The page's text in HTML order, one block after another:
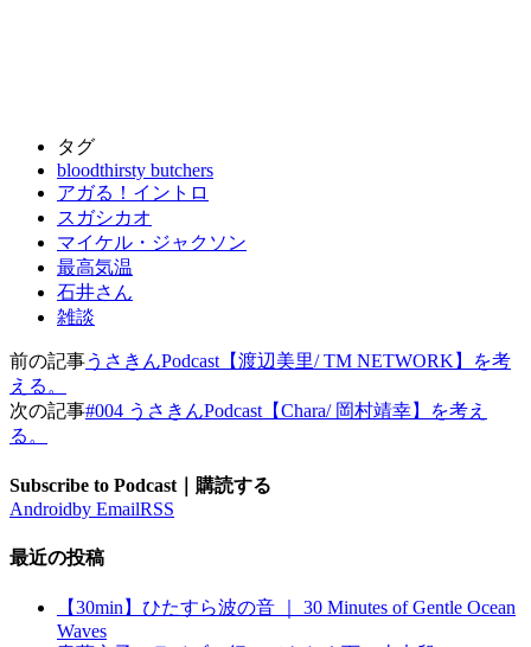
タグ
bloodthirsty butchers
アガる！イントロ
スガシカオ
マイケル・ジャクソン
最高気温
石井さん
雑談
前の記事うさきんPodcast【渡辺美里/ TM NETWORK】を考
える。
次の記事#004 うさきんPodcast【Chara/ 岡村靖幸】を考え
る。
Subscribe to Podcast｜購読する
Androidby EmailRSS
最近の投稿
【30min】ひたすら波の音 ｜ 30 Minutes of Gentle Ocean
Waves